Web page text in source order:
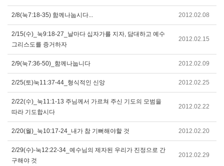
2/8(눅7:18-35) 함께나눕시다... 2012.02.08
2/15(수)_눅9:18-27_날마다 십자가를 지자, 담대하고 예수
그리스도를 증거하자
2012.02.15
2/9(눅7:36-50)_함께나눕니다 2012.02.09
2/25(토)눅11:37-44_형식적인 신앙 2012.02.25
2/22(수)_눅11:1-13 주님께서 가르쳐 주신 기도의 모범을
따라 기도합시다
2012.02.22
2/20(월)_눅10:17-24_내가 참 기뻐해야할 것 2012.02.20
2/29(수)-눅12:22-34_예수님의 제자된 우리가 진정으로 간
구해야 것
2012.02.29